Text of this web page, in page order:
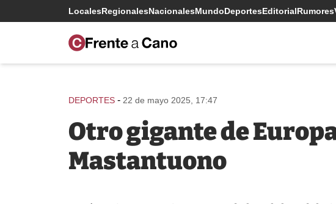
LocalesRegionalesNacionalesMundoDeportesEditorialRumores
DEPORTES - 22 de mayo 2025, 17:47
Otro gigante de
Mastantuono